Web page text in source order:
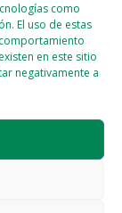
como
El uso de estas
en este sitio
negativamente a